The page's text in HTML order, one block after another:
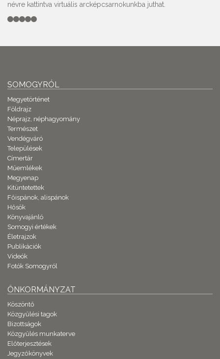
névre kattintva virtuális arcképcsarnokunkba juthat.
SOMOGYRÓL
Megyetörténet
Földrajz
Néprajz, néphagyomány
Természet
Vendégváró
Települések
Címertár
Műemlékek
Megyenap
Kitüntetettek
Főispánok, alispánok
Hősök
Könyvajánló
Somogyi értékek
Életrajzok
Publikációk
Videók
Fotók Somogyról
ÖNKORMÁNYZAT
Köszöntő
Közgyűlési tagok
Bizottságok
Közgyűlés munkaterve
Előterjesztések
Jegyzőkönyvek